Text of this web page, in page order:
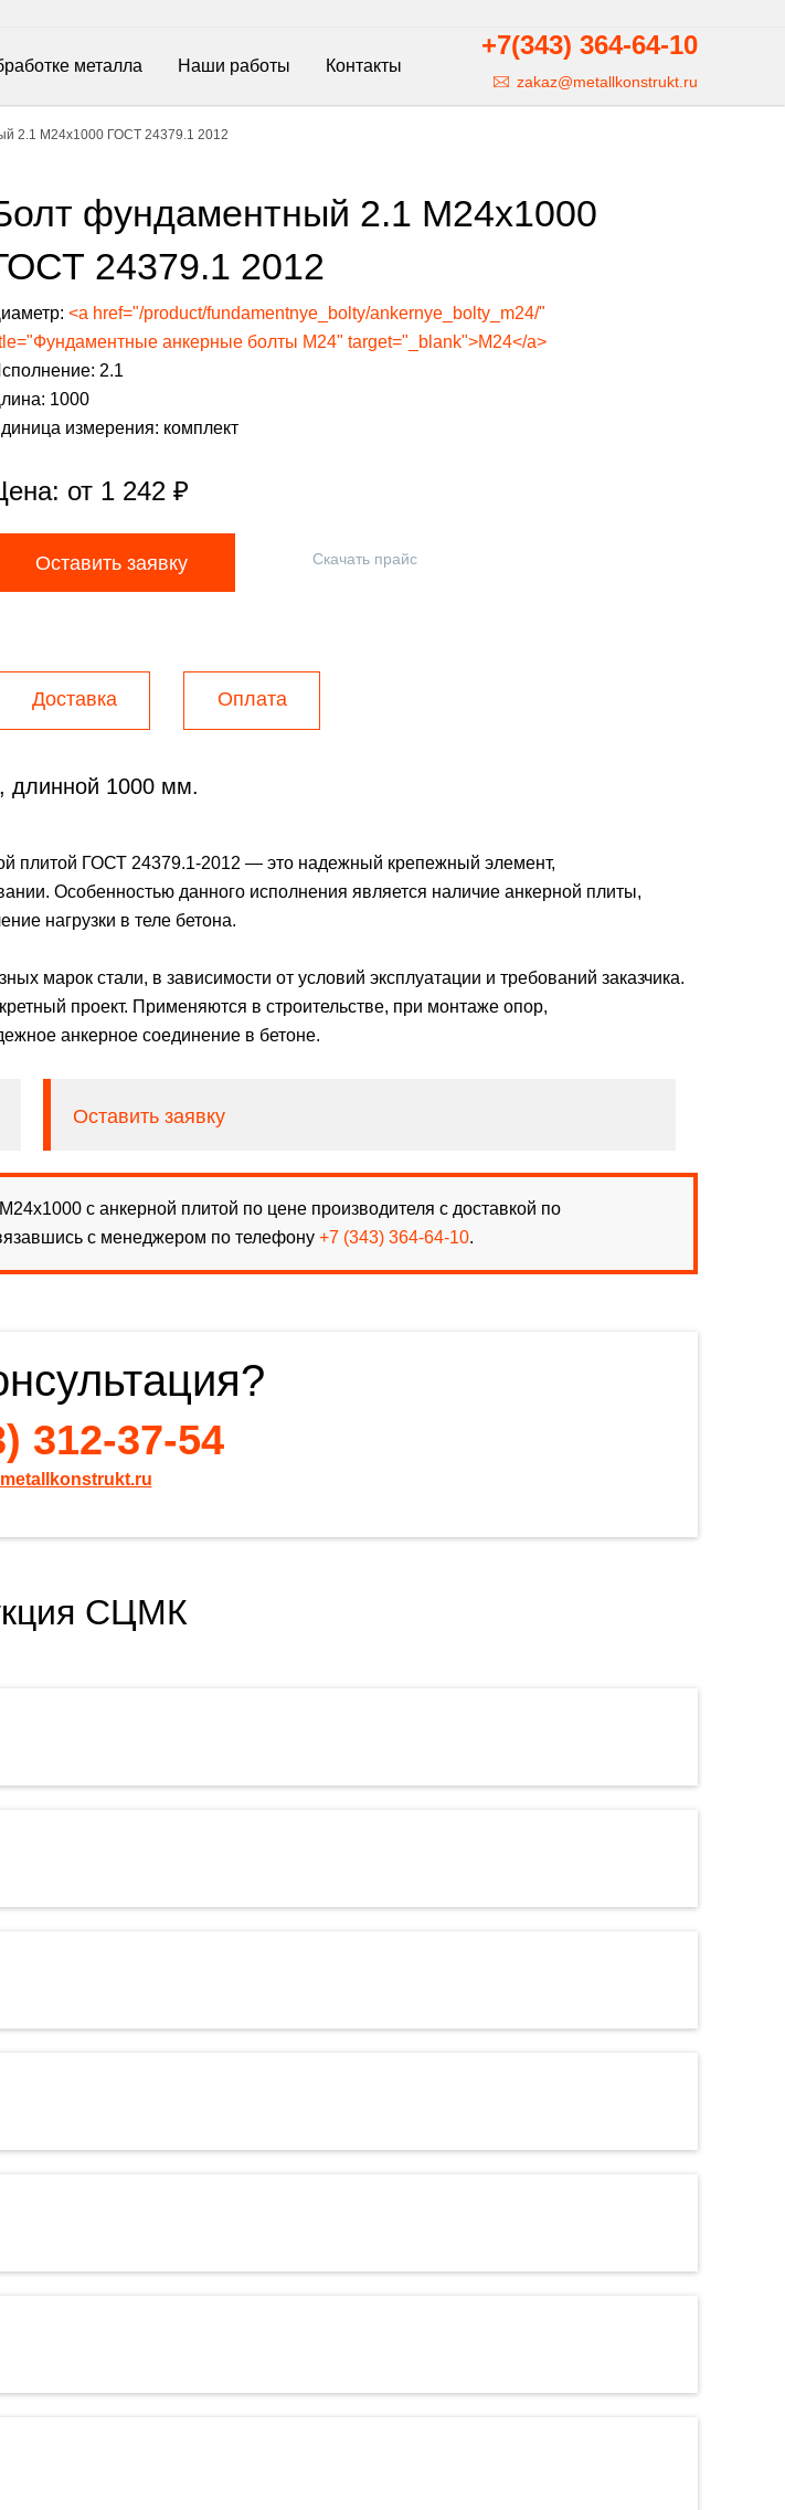
металла Наши работы Контакты
+7(343) 364-64-10
zakaz@metallkonstrukt.ru
2.1 М24х1000 ГОСТ 24379.1 2012
фундаментный 2.1 М24х1000
24379.1 2012
<a href="/product/fundamentnye_bolty/ankernye_bolty_m24/"
анкерные болты М24" target="_blank">М24</a>
2.1
1000
измерения: комплект
от 1 242₽
Оставить заявку Скачать прайс
Доставка Оплата
длинной 1000 мм.
плитой ГОСТ 24379.1-2012 — это надежный крепежный элемент,
Особенностью данного исполнения является наличие анкерной плиты,
нагрузки в теле бетона.
марок стали, в зависимости от условий эксплуатации и требований заказчика.
проект. Применяются в строительстве, при монтаже опор,
анкерное соединение в бетоне.
Оставить заявку
с анкерной плитой по цене производителя с доставкой по
с менеджером по телефону +7 (343) 364-64-10.
312-37-54
СЦМК